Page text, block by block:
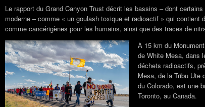
Le rapport du Grand Canyon Trust décrit les bassins – dont certains
moderne – comme « un goulash toxique et radioactif » qui contient
comme cancérigènes pour les humains, ainsi que des traces de
À 15 km du
de White Mesa, dans
déchets radioactifs,
Mesa, de la Tribu Ute
du Colorado, est une
Toronto, au Canada.